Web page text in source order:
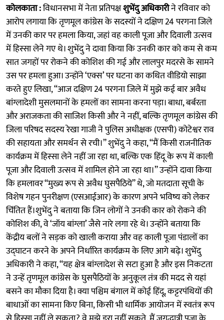
कोलकाता :विधानसभा में नेता प्रतिपक्षशुभेंदु अधिकारीने रविवार को
आरोप लगाया कि तृणमूल कांग्रेस के सदस्यों ने दक्षिण 24 परगना जिले
में उनकी कार पर हमला किया, जहां वह काली पूजा और दिवाली उत्सव
में हिस्सा लेने गए थे। शुभेंदु ने दावा किया कि उनकी कार को कम से कम
सात जगहों पर रोकने की कोशिश की गई और लालपुर मदरसे के सामने
उस पर हमला हुआ। उन्होंने ‘एक्स’ पर घटना का कथित वीडियो साझा
करते हुए लिखा, “आज दक्षिण 24 परगना जिले में मुझे कई बार अवैध
बांग्लादेशी मुसलमानों के हमलों का सामना करना पड़ा। बाधा, बर्बरता
और अराजकता की साजिश किसी और ने नहीं, बल्कि तृणमूल कांग्रेस की
जिला परिषद सदस्य रेखा गाजी ने पुलिस अधीक्षक (एसपी) कोटेश्वर राव
की सहायता और समर्थन से रची।” शुभेंदु ने कहा, “मैं किसी राजनीतिक
कार्यक्रम में हिस्सा लेने नहीं जा रहा था, बल्कि एक हिंदू के रूप में काली
पूजा और दिवाली उत्सव में शामिल होने जा रहा था।” उन्होंने दावा किया
कि हमलावर “मुख्य रूप से अवैध घुसपैठिये” थे, जो मतदाता सूची के
विशेष गहन पुनरीक्षण (एसआईआर) के कारण अपने भविष्य को लेकर
चिंतित हैं।शुभेंदु ने बताया कि जिन लोगों ने उनकी कार को रोकने की
कोशिश की, वे ‘जॉय बांग्ला’ जैसे नारे लगा रहे थे। उन्होंने बताया कि
केंद्रीय बलों ने सड़क को खाली कराया और वह काली पूजा पंडालों का
उद्घाटन करने के अपने निर्धारित कार्यक्रम के लिए आगे बढ़े। शुभेंदु
अधिकारी ने कहा, “यह क्षेत्र बांग्लादेश से सटा हुआ है और इस निकटता
ने उन्हें तृणमूल कांग्रेस के घुसपैठियों के अनुकूल तंत्र की मदद से यहां
बसने का मौका दिया है। क्या पश्चिम बंगाल में कोई हिंदू, कट्टरपंथियों की
बाधाओं का सामना किए बिना, किसी भी धार्मिक आयोजन में स्वतंत्र रूप